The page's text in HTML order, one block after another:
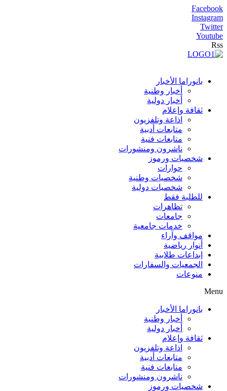
Facebook
Instagram
Twitter
Youtube
Rss
بانوراما الأخبار
أخبار وطنية
أخبار دولية
ثقافة وإعلام
اذاعة وتلفزيون
متابعات أدبية
متابعات فنية
ناشرون ومنشورات
شخصيات ورموز
حوارات
شخصيات وطنية
شخصيات دولية
للطلبة فقط
تظاهرات
جامعات
خدمات جامعية
مواقف وآراء
أنوار رياضية
إبداعات طلابية
الجمعيات والسفارات
منوعات
Menu
بانوراما الأخبار
أخبار وطنية
أخبار دولية
ثقافة وإعلام
اذاعة وتلفزيون
متابعات أدبية
متابعات فنية
ناشرون ومنشورات
شخصيات ورموز